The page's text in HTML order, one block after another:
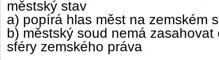
městský stav
a) popírá hlas měst na zemském
b) městský soud nemá
sféry zemského práva